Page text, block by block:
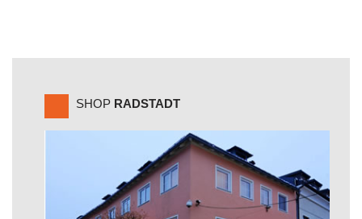
SHOP RADSTADT